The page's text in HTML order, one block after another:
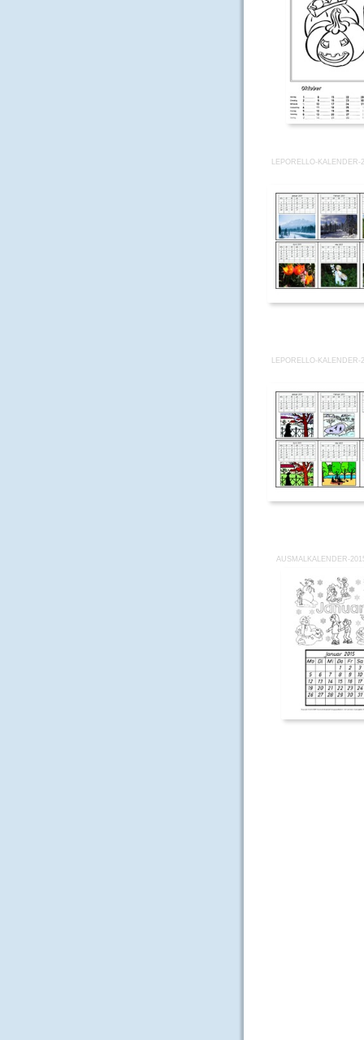
LEPORELLO-KALENDER-
LEPORELLO-KALENDER-
AUSMALKALENDER-